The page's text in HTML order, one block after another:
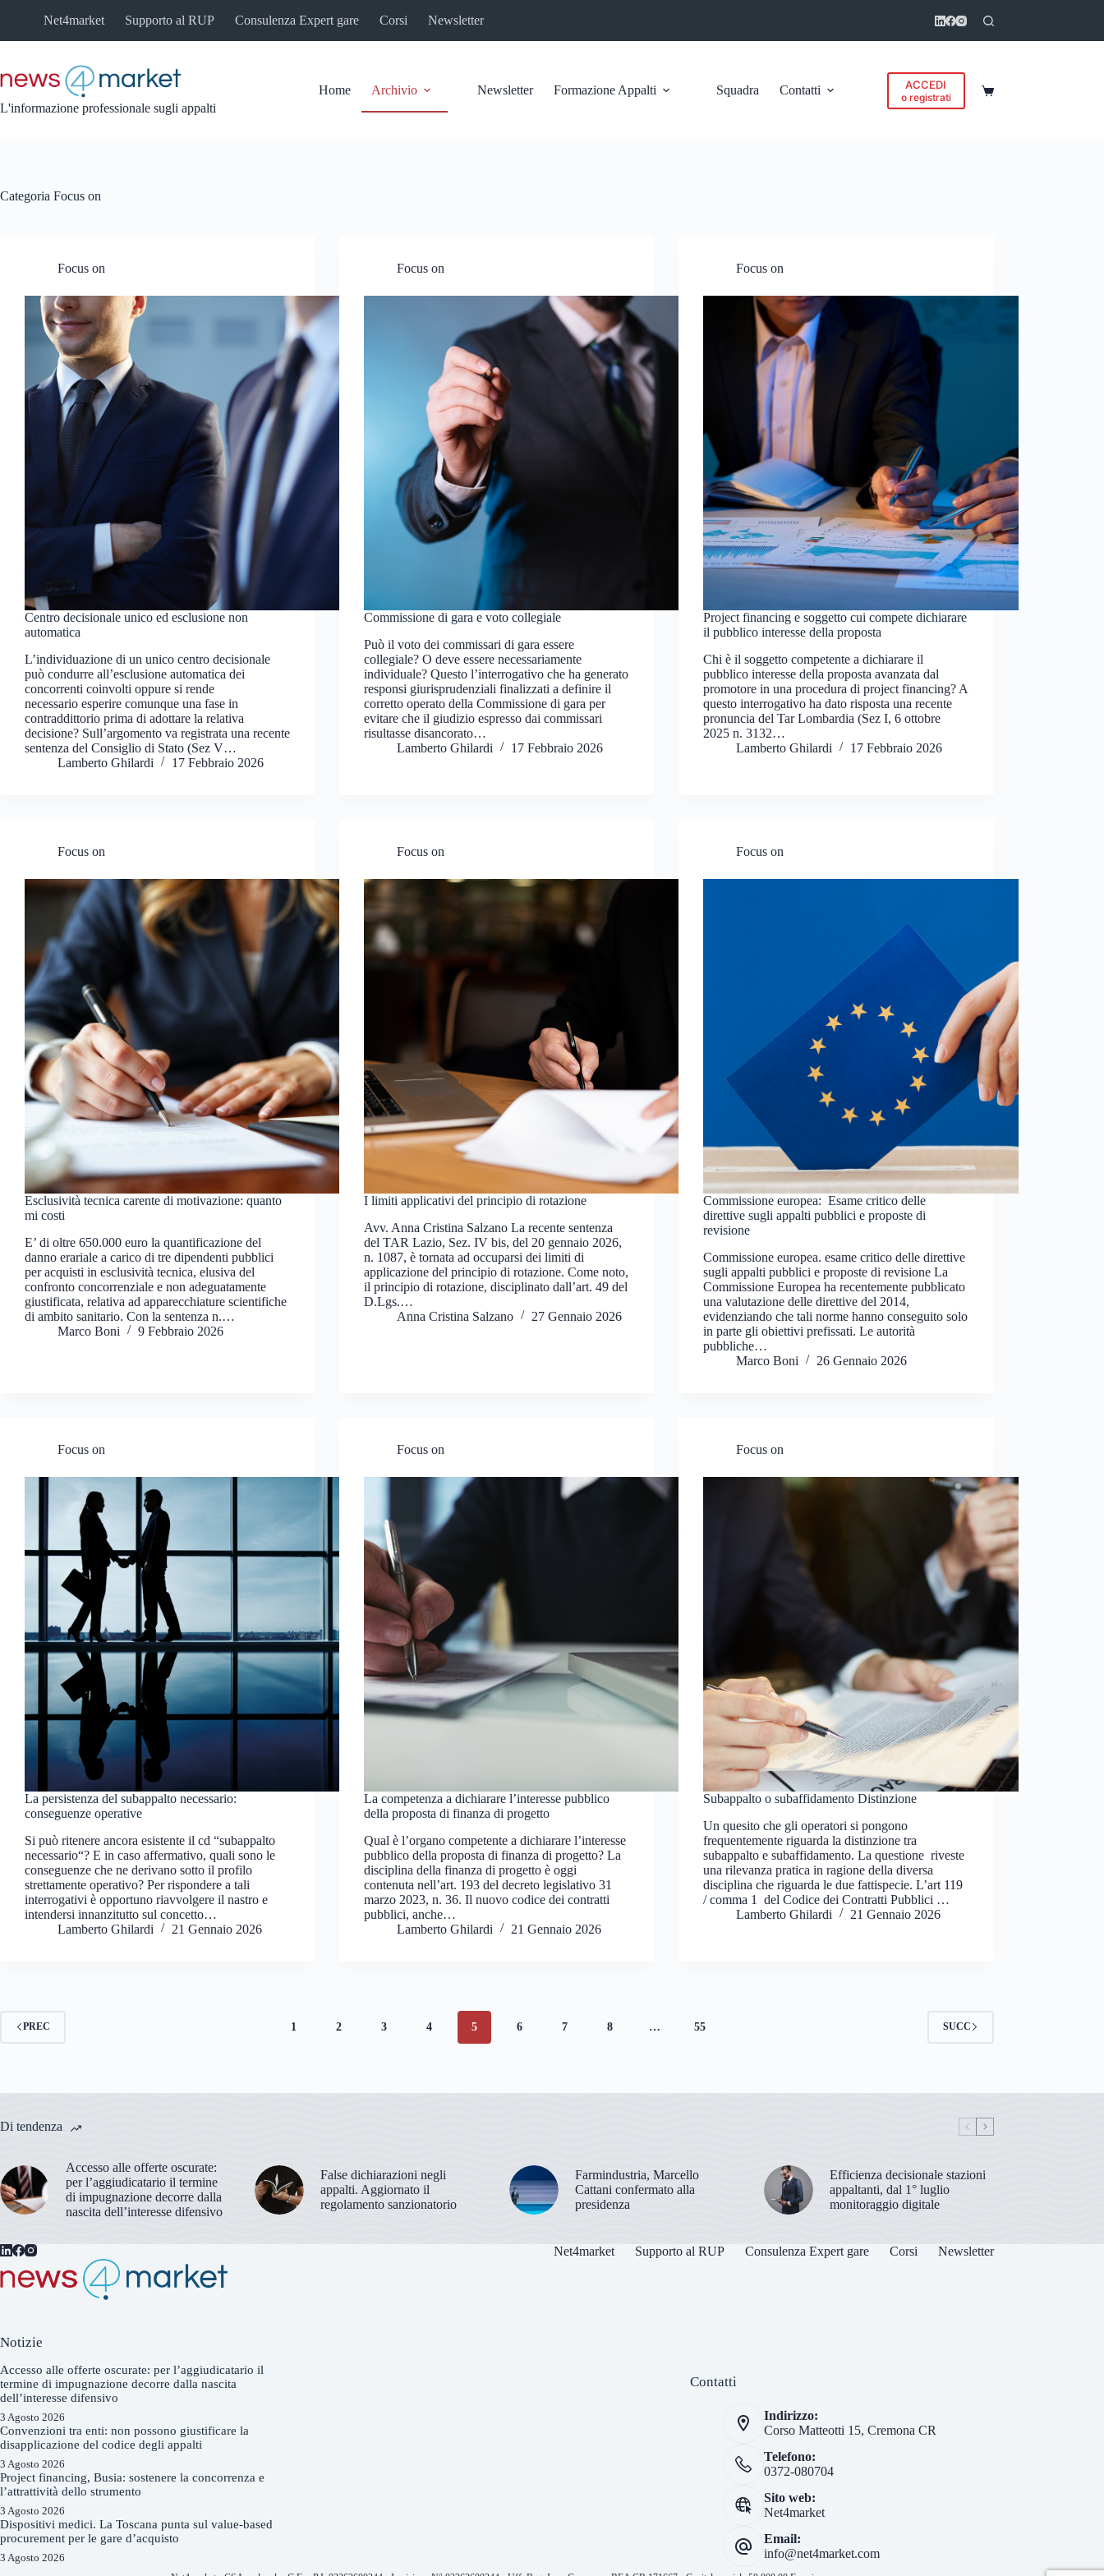
Net4market Supporto al RUP Consulenza Expert gare Corsi Newsletter
L'informazione professionale sugli appalti
Home Archivio Newsletter Formazione Appalti Squadra Contatti ACCEDI
o registrati Carrello
Categoria Focus on
Focus on
Centro decisionale unico ed esclusione non
automatica
L’individuazione di un unico centro decisionale
può condurre all’esclusione automatica dei
concorrenti coinvolti oppure si rende
necessario esperire comunque una fase in
contraddittorio prima di adottare la relativa
decisione? Sull’argomento va registrata una recente
sentenza del Consiglio di Stato (Sez V…
Lamberto Ghilardi
17 Febbraio 2026
Focus on
Commissione di gara e voto collegiale
Può il voto dei commissari di gara essere
collegiale? O deve essere necessariamente
individuale? Questo l’interrogativo che ha generato
responsi giurisprudenziali finalizzati a definire il
corretto operato della Commissione di gara per
evitare che il giudizio espresso dai commissari
risultasse disancorato…
Lamberto Ghilardi
17 Febbraio 2026
Focus on
Project financing e soggetto cui compete dichiarare
il pubblico interesse della proposta
Chi è il soggetto competente a dichiarare il
pubblico interesse della proposta avanzata dal
promotore in una procedura di project financing? A
questo interrogativo ha dato risposta una recente
pronuncia del Tar Lombardia (Sez I, 6 ottobre
2025 n. 3132…
Lamberto Ghilardi
17 Febbraio 2026
Focus on
Esclusività tecnica carente di motivazione: quanto
mi costi
E’ di oltre 650.000 euro la quantificazione del
danno erariale a carico di tre dipendenti pubblici
per acquisti in esclusività tecnica, elusiva del
confronto concorrenziale e non adeguatamente
giustificata, relativa ad apparecchiature scientifiche
di ambito sanitario. Con la sentenza n.…
Marco Boni
9 Febbraio 2026
Focus on
I limiti applicativi del principio di rotazione
Avv. Anna Cristina Salzano La recente sentenza
del TAR Lazio, Sez. IV bis, del 20 gennaio 2026,
n. 1087, è tornata ad occuparsi dei limiti di
applicazione del principio di rotazione. Come noto,
il principio di rotazione, disciplinato dall’art. 49 del
D.Lgs.…
Anna Cristina Salzano
27 Gennaio 2026
Focus on
Commissione europea: Esame critico delle
direttive sugli appalti pubblici e proposte di
revisione
Commissione europea. esame critico delle direttive
sugli appalti pubblici e proposte di revisione La
Commissione Europea ha recentemente pubblicato
una valutazione delle direttive del 2014,
evidenziando che tali norme hanno conseguito solo
in parte gli obiettivi prefissati. Le autorità
pubbliche…
Marco Boni
26 Gennaio 2026
Focus on
La persistenza del subappalto necessario:
conseguenze operative
Si può ritenere ancora esistente il cd “subappalto
necessario“? E in caso affermativo, quali sono le
conseguenze che ne derivano sotto il profilo
strettamente operativo? Per rispondere a tali
interrogativi è opportuno riavvolgere il nastro e
intendersi innanzitutto sul concetto…
Lamberto Ghilardi
21 Gennaio 2026
Focus on
La competenza a dichiarare l’interesse pubblico
della proposta di finanza di progetto
Qual è l’organo competente a dichiarare l’interesse
pubblico della proposta di finanza di progetto? La
disciplina della finanza di progetto è oggi
contenuta nell’art. 193 del decreto legislativo 31
marzo 2023, n. 36. Il nuovo codice dei contratti
pubblici, anche…
Lamberto Ghilardi
21 Gennaio 2026
Focus on
Subappalto o subaffidamento Distinzione
Un quesito che gli operatori si pongono
frequentemente riguarda la distinzione tra
subappalto e subaffidamento. La questione riveste
una rilevanza pratica in ragione della diversa
disciplina che riguarda le due fattispecie. L’art 119
/ comma 1 del Codice dei Contratti Pubblici …
Lamberto Ghilardi
21 Gennaio 2026
PREC 1 2 3 4 5 6 7 8 … 55 SUCC
Di tendenza
Accesso alle offerte oscurate:
per l’aggiudicatario il termine
di impugnazione decorre dalla
nascita dell’interesse difensivo
False dichiarazioni negli
appalti. Aggiornato il
regolamento sanzionatorio
Farmindustria, Marcello
Cattani confermato alla
presidenza
Efficienza decisionale stazioni
appaltanti, dal 1° luglio
monitoraggio digitale
Net4market Supporto al RUP Consulenza Expert gare Corsi Newsletter
Notizie
Accesso alle offerte oscurate: per l’aggiudicatario il
termine di impugnazione decorre dalla nascita
dell’interesse difensivo
3 Agosto 2026
Convenzioni tra enti: non possono giustificare la
disapplicazione del codice degli appalti
3 Agosto 2026
Project financing, Busia: sostenere la concorrenza e
l’attrattività dello strumento
3 Agosto 2026
Dispositivi medici. La Toscana punta sul value-based
procurement per le gare d’acquisto
3 Agosto 2026
Contatti
Indirizzo:
Corso Matteotti 15, Cremona CR
Telefono:
0372-080704
Sito web:
Net4market
Email:
info@net4market.com